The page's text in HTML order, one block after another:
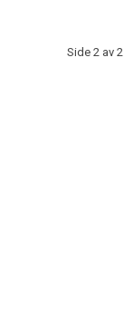
Side 2 av 2